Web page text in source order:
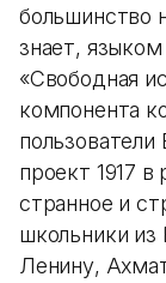
большинство
знает,
«Свободная
компонента
проект 1917
странное и
школьники из
Ленину,